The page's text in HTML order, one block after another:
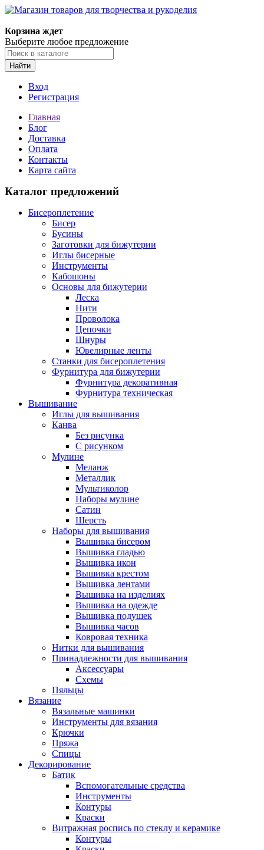
Корзина ждет
Выберите любое предложение
Найти
Вход
Регистрация
Главная
Блог
Доставка
Оплата
Контакты
Карта сайта
Каталог предложений
Бисероплетение
Бисер
Бусины
Заготовки для бижутерии
Иглы бисерные
Инструменты
Кабошоны
Основы для бижутерии
Леска
Нити
Проволока
Цепочки
Шнуры
Ювелирные ленты
Станки для бисероплетения
Фурнитура для бижутерии
Фурнитура декоративная
Фурнитура техническая
Вышивание
Иглы для вышивания
Канва
Без рисунка
С рисунком
Мулине
Меланж
Металлик
Мультиколор
Наборы мулине
Сатин
Шерсть
Наборы для вышивания
Вышивка бисером
Вышивка гладью
Вышивка икон
Вышивка крестом
Вышивка лентами
Вышивка на изделиях
Вышивка на одежде
Вышивка подушек
Вышивка часов
Ковровая техника
Нитки для вышивания
Принадлежности для вышивания
Аксессуары
Схемы
Пяльцы
Вязание
Вязальные машинки
Инструменты для вязания
Крючки
Пряжа
Спицы
Декорирование
Батик
Вспомогательные средства
Инструменты
Контуры
Краски
Витражная роспись по стеклу и керамике
Контуры